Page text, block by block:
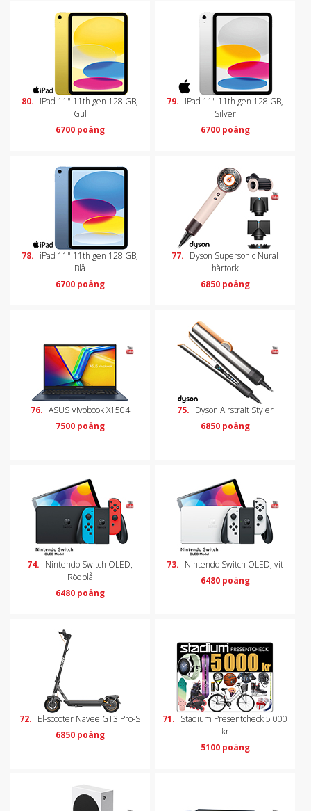
80. iPad 11" 11th gen 128 GB,
Gul
6700 poäng
79. iPad 11" 11th gen 128 GB,
Silver
6700 poäng
78. iPad 11" 11th gen 128 GB,
Blå
6700 poäng
77. Dyson Supersonic Nural
hårtork
6850 poäng
76. ASUS Vivobook X1504
7500 poäng
75. Dyson Airstrait Styler
6850 poäng
74. Nintendo Switch OLED,
Rödblå
6480 poäng
73. Nintendo Switch OLED, vit
6480 poäng
72. El-scooter Navee GT3 Pro-S
6850 poäng
71. Stadium Presentcheck 5 000
kr
5100 poäng